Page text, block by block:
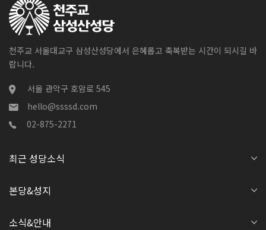
천주교 서울대교구 삼성산성당에서 은혜롭고 축복받는 시간이 되시길 바
랍니다.
서울 관악구 호암로 545
hello@ssssd.com
02-875-2271
최근 성당소식
본당&성지
소식&안내